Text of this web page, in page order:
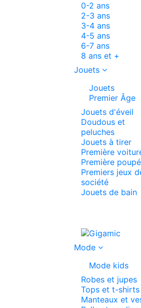
0-2 ans
2-3 ans
3-4 ans
4-5 ans
6-7 ans
8 ans et +
Jouets
Jouets
Premier Âge
Jouets d'éveil
Doudous et
peluches
Jouets à tirer
Première
Première
Premiers jeux
société
Jouets de bain
Mode
Mode kids
Robes et jupes
Tops et t-shirts
Manteaux et